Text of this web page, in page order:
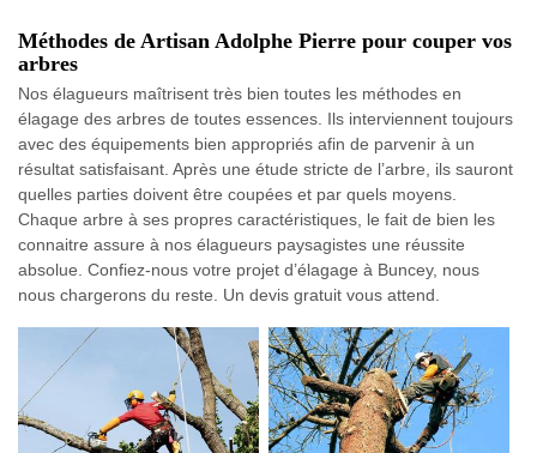
Méthodes de Artisan Adolphe Pierre pour couper vos
arbres
Nos élagueurs maîtrisent très bien toutes les méthodes en
élagage des arbres de toutes essences. Ils interviennent toujours
avec des équipements bien appropriés afin de parvenir à un
résultat satisfaisant. Après une étude stricte de l’arbre, ils sauront
quelles parties doivent être coupées et par quels moyens.
Chaque arbre à ses propres caractéristiques, le fait de bien les
connaitre assure à nos élagueurs paysagistes une réussite
absolue. Confiez-nous votre projet d’élagage à Buncey, nous
nous chargerons du reste. Un devis gratuit vous attend.